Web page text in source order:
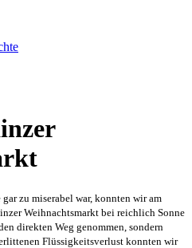
zu miserabel war, konnten wir am
Weihnachtsmarkt bei reichlich Sonne
direkten Weg genommen, sondern
Flüssigkeitsverlust konnten wir